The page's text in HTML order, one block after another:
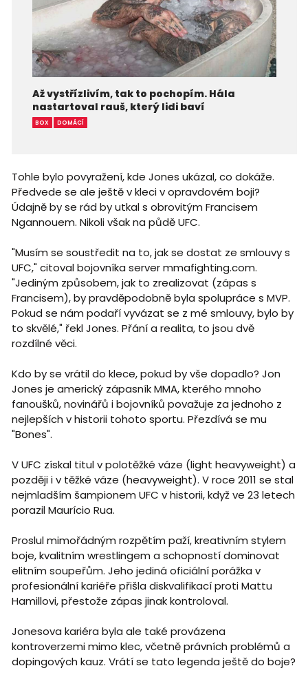
Až vystřízlivím, tak to pochopím. Hála
nastartoval rauš, který lidi baví
BOX DOMÁCÍ
Tohle bylo povyražení, kde Jones ukázal, co dokáže.
Předvede se ale ještě v kleci v opravdovém boji?
Údajně by se rád by utkal s obrovitým Francisem
Ngannouem. Nikoli však na půdě UFC.
"Musím se soustředit na to, jak se dostat ze smlouvy s
UFC," citoval bojovníka server mmafighting.com.
"Jediným způsobem, jak to zrealizovat (zápas s
Francisem), by pravděpodobně byla spolupráce s MVP.
Pokud se nám podaří vyvázat se z mé smlouvy, bylo by
to skvělé," řekl Jones. Přání a realita, to jsou dvě
rozdílné věci.
Kdo by se vrátil do klece, pokud by vše dopadlo? Jon
Jones je americký zápasník MMA, kterého mnoho
fanoušků, novinářů i bojovníků považuje za jednoho z
nejlepších v historii tohoto sportu. Přezdívá se mu
"Bones".
V UFC získal titul v polotěžké váze (light heavyweight) a
později i v těžké váze (heavyweight). V roce 2011 se stal
nejmladším šampionem UFC v historii, když ve 23 letech
porazil Maurício Rua.
Proslul mimořádným rozpětím paží, kreativním stylem
boje, kvalitním wrestlingem a schopností dominovat
elitním soupeřům. Jeho jediná oficiální porážka v
profesionální kariéře přišla diskvalifikací proti Mattu
Hamillovi, přestože zápas jinak kontroloval.
Jonesova kariéra byla ale také provázena
kontroverzemi mimo klec, včetně právních problémů a
dopingových kauz. Vrátí se tato legenda ještě do boje?